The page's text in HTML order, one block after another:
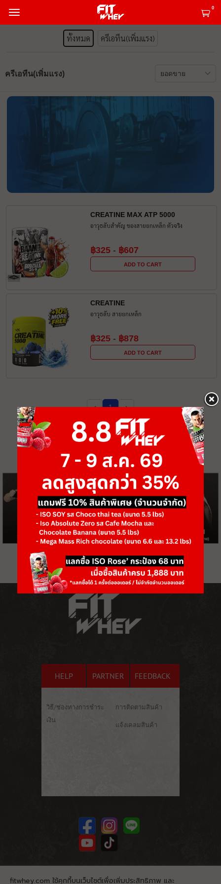
0
ทั้งหมด ครีเอทีน(เพิ่มแรง)
ครีเอทีน(เพิ่มแรง)
CREATINE MAX ATP 5000
อาวุธลับสำคัญ ของสายยกเหล็ก ตัวจริง
฿325 - ฿607
ADD TO CART
CREATINE
อาวุธลับ สายยกเหล็ก
฿325 - ฿878
ADD TO CART
‹ 1 ›
เป้าหมายของคุณคืออะไร
HELP PARTNER FEEDBACK
วิธี/ช่องทางการชำระ
เงิน
การติดตามสินค้า
แจ้งเคลมสินค้า
fitwhey.com ใช้คุกกี้บนเว็บไซต์เพื่อเพิ่มประสิทธิภาพ และ